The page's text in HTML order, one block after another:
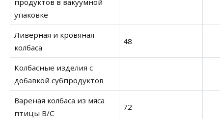
продуктов в вакуумной
упаковке
Ливерная и кровяная
колбаса
48
Колбасные изделия с
добавкой субпродуктов
Вареная колбаса из мяса
птицы В/С
72